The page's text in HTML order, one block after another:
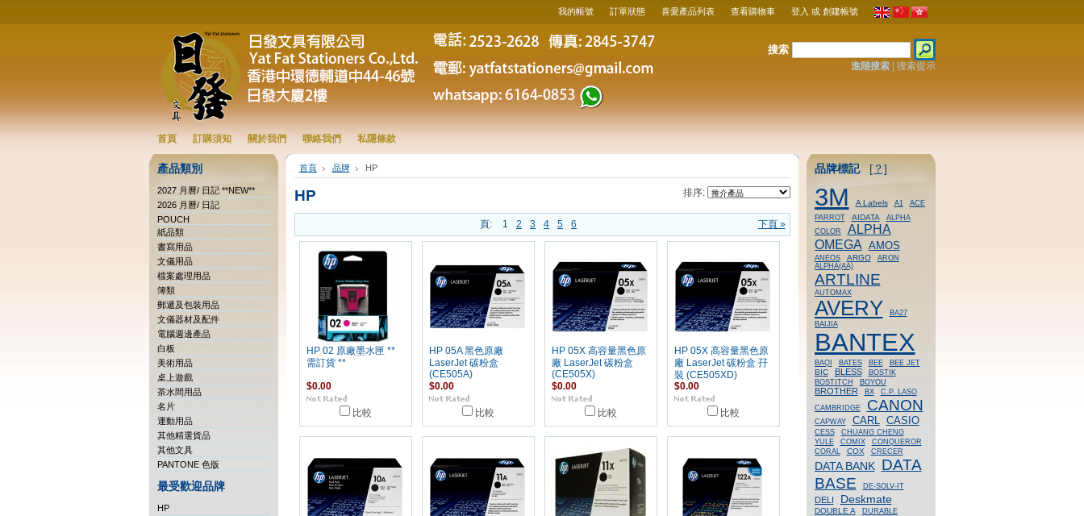
我的帳號 訂單狀態 喜愛產品列表 查看購物車 登入 或 創建帳號
搜索
進階搜索| 搜索提示
首頁 訂購須知 關於我們 聯絡我們 私隱條款
產品類別
2027 月曆/ 日記 **NEW**
2026 月曆/ 日記
POUCH
紙品類
書寫用品
文儀用品
檔案處理用品
簿類
郵遞及包裝用品
文儀器材及配件
電腦週邊產品
白板
美術用品
桌上遊戲
茶水間用品
名片
運動用品
其他精選貨品
其他文具
PANTONE 色版
最受歡迎品牌
HP
首頁 品牌 HP
排序:
HP
下頁 »
頁: 1 2 3 4 5 6
HP 02 原廠墨水匣 **
需訂貨 **
$0.00
比較
HP 05A 黑色原廠
LaserJet 碳粉盒
(CE505A)
$0.00
比較
HP 05X 高容量黑色原
廠 LaserJet 碳粉盒
(CE505X)
$0.00
比較
HP 05X 高容量黑色原
廠 LaserJet 碳粉盒 孖
裝 (CE505XD)
$0.00
比較
品牌標記 [？]
3M A Labels A1
ACE
PARROT
AIDATA
ALPHA
COLOR
ALPHA
OMEGA AMOS
ANEOS ARGO
ARON
ALPHA(AA)
ARTLINE
AUTOMAX
AVERY
BA27
BAIJIA
BANTEX
BAQI BATES BEE BEE JET
BIC BLESS
BOSTIK
BOSTITCH
BOYOU
BROTHER BX
C.P. LASO
CAMBRIDGE
CANON
CAPWAY CARL CASIO
CESS
CHUANG CHENG
YULE
COMIX
CONQUEROR
CORAL
COX CRECER
DATA BANK DATA
BASE
DE-SOLV-IT
DELI Deskmate
DOUBLE A
DURABLE